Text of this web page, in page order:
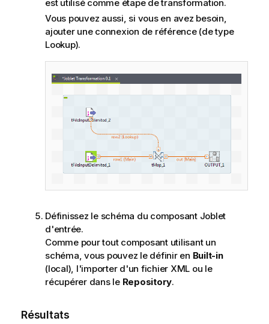
est utilisé comme étape de transformation.
Vous pouvez aussi, si vous en avez besoin,
ajouter une connexion de référence (de type
Lookup).
Définissez le schéma du composant Joblet
d'entrée.
Comme pour tout composant utilisant un
schéma, vous pouvez le définir en Built-in
(local), l'importer d'un fichier XML ou le
récupérer dans le Repository.
Résultats